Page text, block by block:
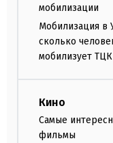
мобилизации
Мобилизация в
сколько
мобилизует ТЦК
Кино
Самые
фильмы